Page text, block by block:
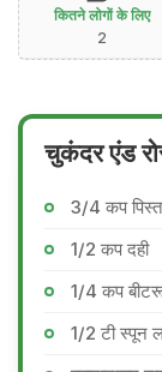
कितने लोगों के लिए
2
चुकंदर एंड
3/4 कप
1/2 कप दही
1/4 कप
1/2 टी स्पून